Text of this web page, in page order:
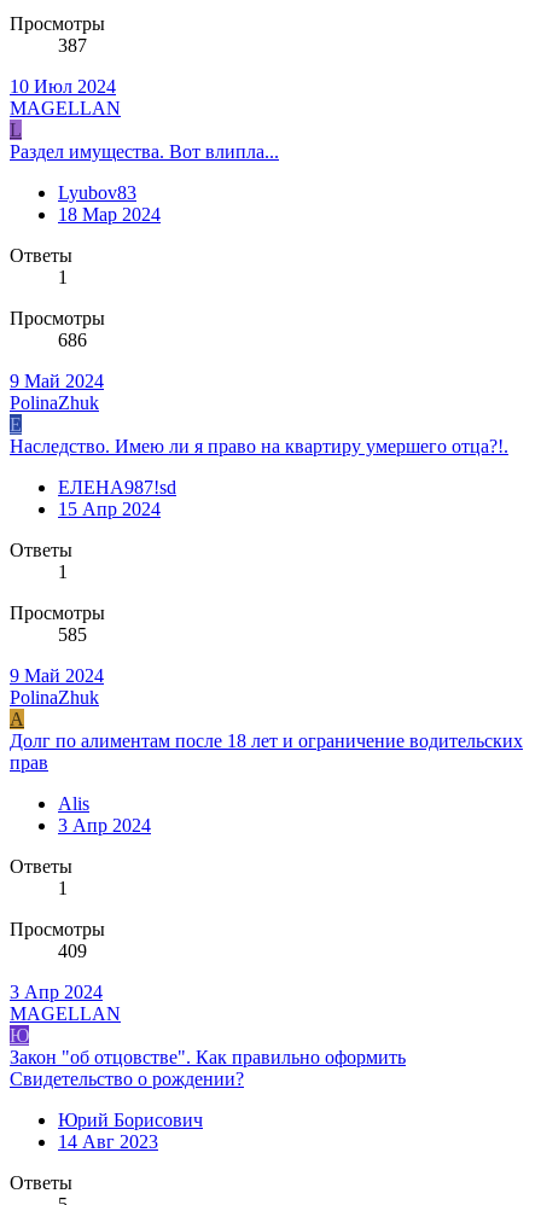
Просмотры
387
10 Июл 2024
MAGELLAN
L
Раздел имущества. Вот влипла...
Lyubov83
18 Мар 2024
Ответы
1
Просмотры
686
9 Май 2024
PolinaZhuk
Е
Наследство. Имею ли я право на квартиру умершего отца?!.
ЕЛЕНА987!sd
15 Апр 2024
Ответы
1
Просмотры
585
9 Май 2024
PolinaZhuk
A
Долг по алиментам после 18 лет и ограничение водительских
прав
Alis
3 Апр 2024
Ответы
1
Просмотры
409
3 Апр 2024
MAGELLAN
Ю
Закон "об отцовстве". Как правильно оформить
Свидетельство о рождении?
Юрий Борисович
14 Авг 2023
Ответы